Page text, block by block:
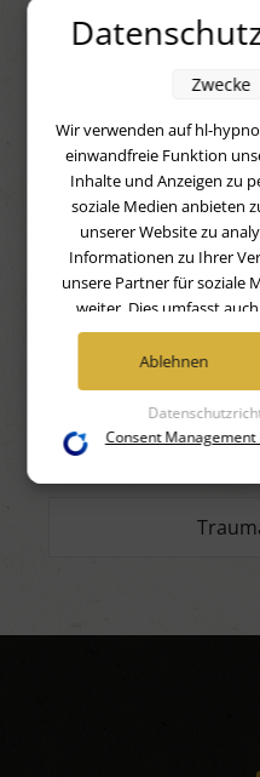
Selbstwertgefühl
Wir verwenden auf hl-
einwandfreie Funktion
Inhalte und Anzeigen zu
soziale Medien anbieten
unserer Website zu
Informationen zu Ihrer
unsere Partner für soziale
weiter. Dies umfasst
Nutzungsprofile.
Products) führen diese
weiteren Daten zusammen,
(bspw. anhand eines
im Rahmen Ihrer Nutzung
(bspw. Nutzungsdaten
Nutzung von Cookies
unten klicken und dort die
Zwecke
Ablehnen
Consent